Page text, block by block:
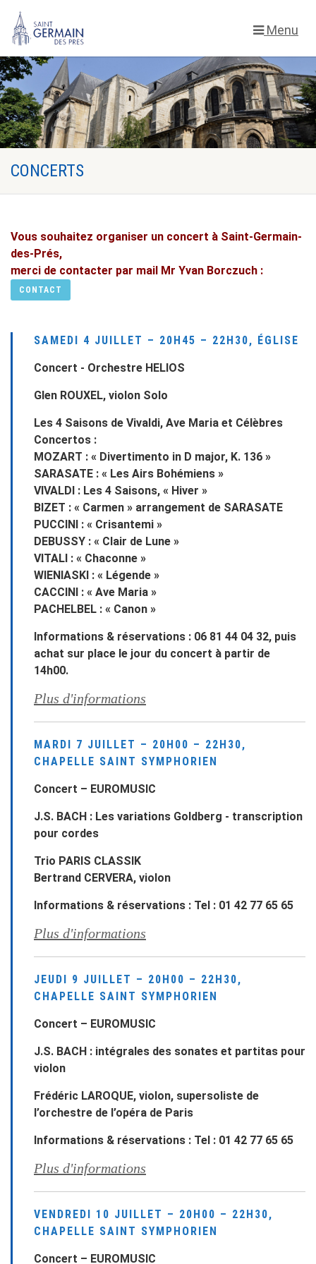
Menu
CONCERTS
Vous souhaitez organiser un concert à Saint-Germain-
des-Prés,
merci de contacter par mail Mr Yvan Borczuch :
CONTACT
SAMEDI 4 JUILLET – 20H45 – 22H30, ÉGLISE
Concert - Orchestre HELIOS
Glen ROUXEL, violon Solo
Les 4 Saisons de Vivaldi, Ave Maria et Célèbres
Concertos :
MOZART : « Divertimento in D major, K. 136 »
SARASATE : « Les Airs Bohémiens »
VIVALDI : Les 4 Saisons, « Hiver »
BIZET : « Carmen » arrangement de SARASATE
PUCCINI : « Crisantemi »
DEBUSSY : « Clair de Lune »
VITALI : « Chaconne »
WIENIASKI : « Légende »
CACCINI : « Ave Maria »
PACHELBEL : « Canon »
Informations & réservations : 06 81 44 04 32, puis
achat sur place le jour du concert à partir de
14h00.
Plus d'informations
MARDI 7 JUILLET – 20H00 – 22H30,
CHAPELLE SAINT SYMPHORIEN
Concert – EUROMUSIC
J.S. BACH : Les variations Goldberg - transcription
pour cordes
Trio PARIS CLASSIK
Bertrand CERVERA, violon
Informations & réservations : Tel : 01 42 77 65 65
Plus d'informations
JEUDI 9 JUILLET – 20H00 – 22H30,
CHAPELLE SAINT SYMPHORIEN
Concert – EUROMUSIC
J.S. BACH : intégrales des sonates et partitas pour
violon
Frédéric LAROQUE, violon, supersoliste de
l’orchestre de l’opéra de Paris
Informations & réservations : Tel : 01 42 77 65 65
Plus d'informations
VENDREDI 10 JUILLET – 20H00 – 22H30,
CHAPELLE SAINT SYMPHORIEN
Concert – EUROMUSIC